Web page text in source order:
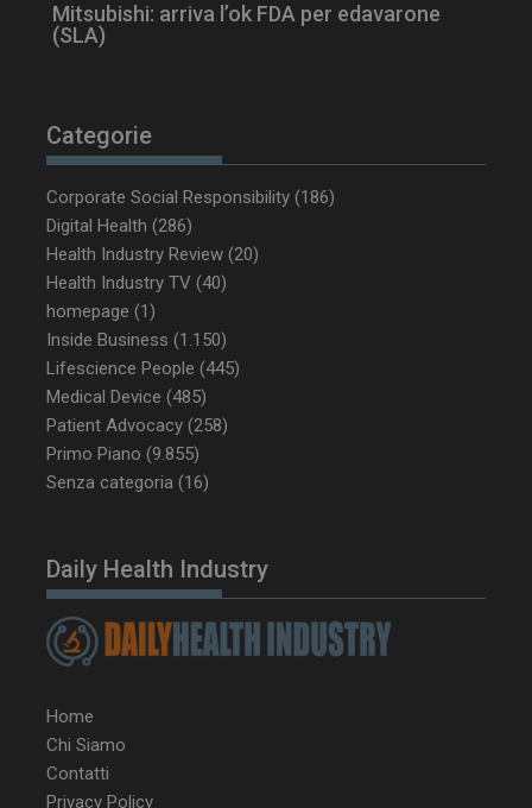
Mitsubishi: arriva l’ok FDA per edavarone
(SLA)
Categorie
Corporate Social Responsibility (186)
Digital Health (286)
Health Industry Review (20)
Health Industry TV (40)
homepage (1)
Inside Business (1.150)
Lifescience People (445)
Medical Device (485)
Patient Advocacy (258)
Primo Piano (9.855)
Senza categoria (16)
Daily Health Industry
Home
Chi Siamo
Contatti
Privacy Policy
tracking-sites-
ironfish-tracking-
enable
www.dailyhealthindustry.it
CookieScriptConsent
__Secure-ROLLOUT_TOKEN